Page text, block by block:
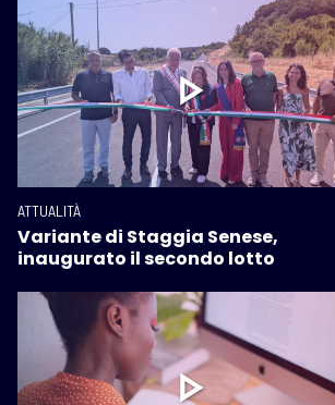
ATTUALITÀ
Variante di Staggia Senese,
inaugurato il secondo lotto